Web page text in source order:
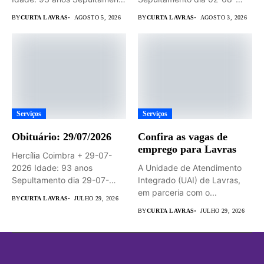
BYCURTA LAVRAS AGOSTO 5, 2026 BYCURTA LAVRAS AGOSTO 3, 2026
Serviços
Obituário: 29/07/2026
Hercília Coimbra + 29-07-
2026 Idade: 93 anos
Sepultamento dia 29-07-
BYCURTA LAVRAS JULHO 29, 2026
Serviços
Confira as vagas de
emprego para Lavras
A Unidade de Atendimento
Integrado (UAI) de Lavras,
em parceria com o...
BYCURTA LAVRAS JULHO 29, 2026